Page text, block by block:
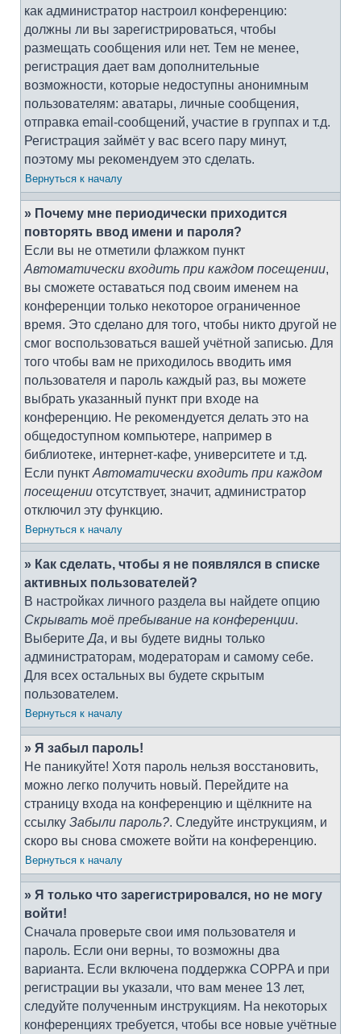
как администратор настроил конференцию:
должны ли вы зарегистрироваться, чтобы
размещать сообщения или нет. Тем не менее,
регистрация дает вам дополнительные
возможности, которые недоступны анонимным
пользователям: аватары, личные сообщения,
отправка email-сообщений, участие в группах и т.д.
Регистрация займёт у вас всего пару минут,
поэтому мы рекомендуем это сделать.
Вернуться к началу
» Почему мне периодически приходится
повторять ввод имени и пароля?
Если вы не отметили флажком пункт
Автоматически входить при каждом посещении,
вы сможете оставаться под своим именем на
конференции только некоторое ограниченное
время. Это сделано для того, чтобы никто другой не
смог воспользоваться вашей учётной записью. Для
того чтобы вам не приходилось вводить имя
пользователя и пароль каждый раз, вы можете
выбрать указанный пункт при входе на
конференцию. Не рекомендуется делать это на
общедоступном компьютере, например в
библиотеке, интернет-кафе, университете и т.д.
Если пункт Автоматически входить при каждом
посещении отсутствует, значит, администратор
отключил эту функцию.
Вернуться к началу
» Как сделать, чтобы я не появлялся в списке
активных пользователей?
В настройках личного раздела вы найдете опцию
Скрывать моё пребывание на конференции.
ВыберитеДа, и вы будете видны только
администраторам, модераторам и самому себе.
Для всех остальных вы будете скрытым
пользователем.
Вернуться к началу
» Я забыл пароль!
Не паникуйте! Хотя пароль нельзя восстановить,
можно легко получить новый. Перейдите на
страницу входа на конференцию и щёлкните на
ссылку Забыли пароль?. Следуйте инструкциям, и
скоро вы снова сможете войти на конференцию.
Вернуться к началу
» Я только что зарегистрировался, но не могу
войти!
Сначала проверьте свои имя пользователя и
пароль. Если они верны, то возможны два
варианта. Если включена поддержка COPPA и при
регистрации вы указали, что вам менее 13 лет,
следуйте полученным инструкциям. На некоторых
конференциях требуется, чтобы все новые учётные